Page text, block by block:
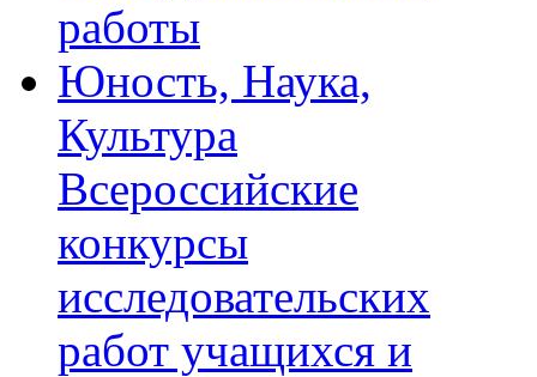
работы
Юность, Наука,
Культура
Всероссийские
конкурсы
исследовательских
работ учащихся и